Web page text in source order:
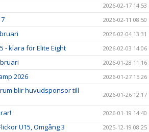
2026-02-17 14:53
2026-02-11 08:50
2026-02-04 13:31
- klara för Elite Eight 2026-02-03 14:06
2026-01-28 11:16
2026 2026-01-27 15:26
blir huvudsponsor till
2026-01-26 12:17
2026-01-19 14:40
U15, Omgång 3 2025-12-19 08:25